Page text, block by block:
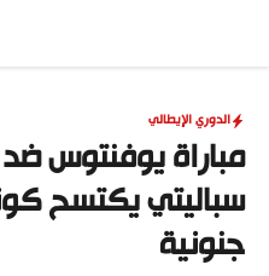
المحتوى
الدوري الإيطالي
سباليتي يكتسح
جنونية